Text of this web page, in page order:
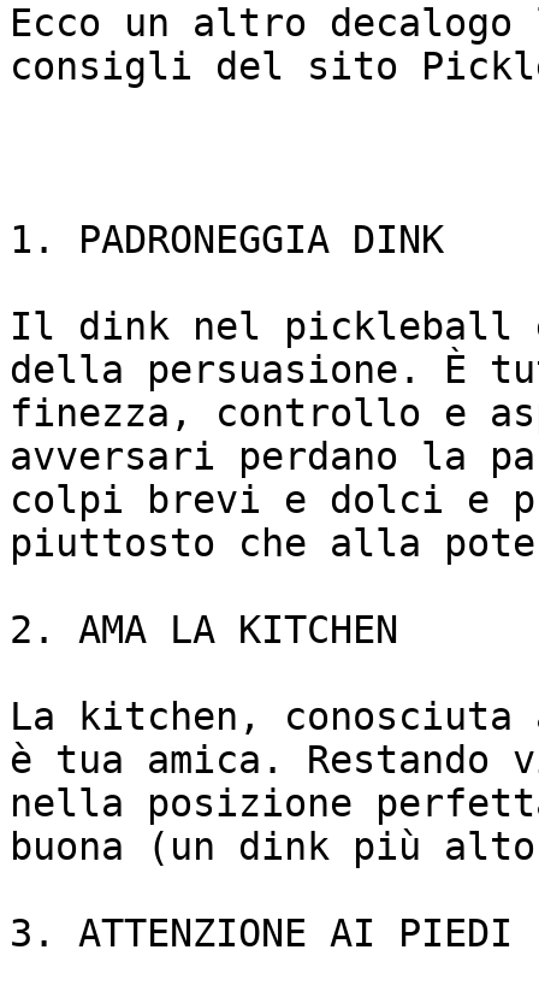
Ecco un altro
consigli del sito
1. PADRONEGGIA DINK
Il dink nel pickleball
della persuasione. È
finezza, controllo e
avversari perdano la
colpi brevi e dolci e
piuttosto che alla
2. AMA LA KITCHEN
La kitchen, conosciuta
è tua amica.
nella posizione
buona (un dink più
3. ATTENZIONE AI PIEDI